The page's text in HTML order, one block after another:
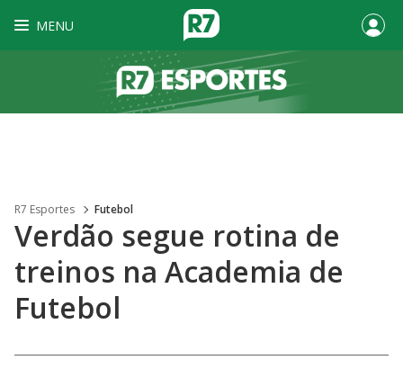
MENU
R7 Esportes Futebol
Verdão segue rotina de
treinos na Academia de
Futebol